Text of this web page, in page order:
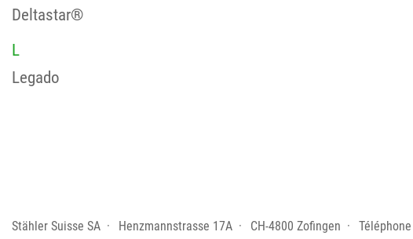
Deltastar®
L
Legado
Stähler Suisse SA Henzmannstrasse 17A CH-4800 Zofingen Téléphone